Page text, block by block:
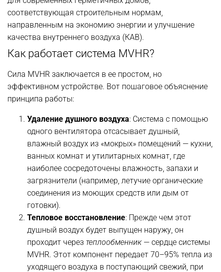
соответствующая строительным нормам,
направленным на экономию энергии и улучшение
качества внутреннего воздуха (КАВ).
Как работает система MVHR?
Сила MVHR заключается в ее простом, но
эффективном устройстве. Вот пошаговое объяснение
принципа работы:
Удаление душного воздуха: Система с помощью
одного вентилятора отсасывает душный,
влажный воздух из «мокрых» помещений — кухни,
ванных комнат и утилитарных комнат, где
наиболее сосредоточены влажность, запахи и
загрязнители (например, летучие органические
соединения из моющих средств или дым от
готовки).
Тепловое восстановление: Прежде чем этот
душный воздух будет выпущен наружу, он
проходит через теплообменник — сердце системы
MVHR. Этот компонент передает 70–95% тепла из
уходящего воздуха в поступающий свежий, при